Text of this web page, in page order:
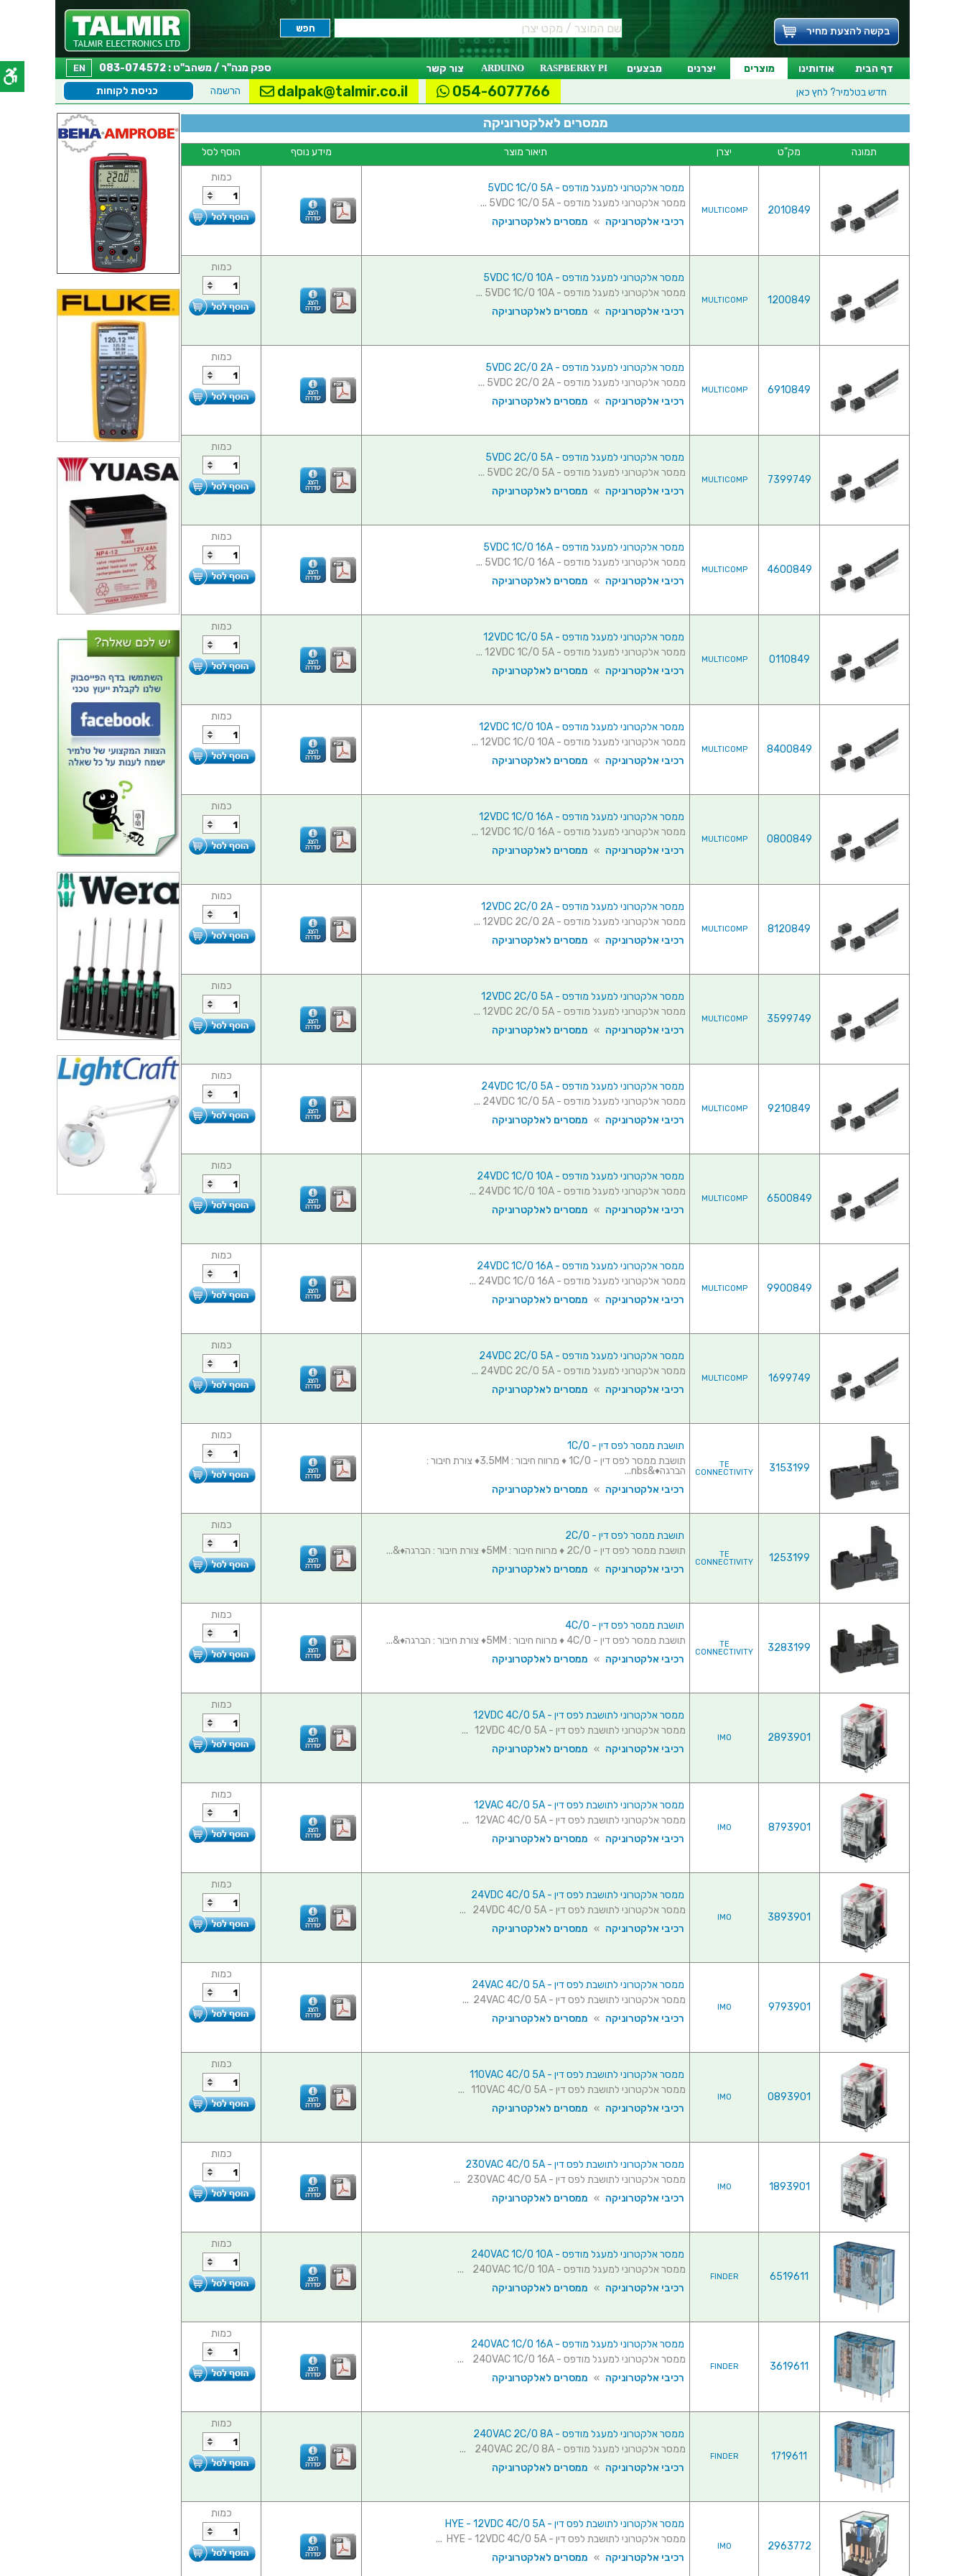
בקשה להצעת מחיר
דף הבית אודותינו מוצרים יצרנים מבצעים RASPBERRY PI
ARDUINO צור קשר EN
ספק מנה"ר / משהב"ט : 083-074572
חדש בטלמיר? לחץ כאן כניסת לקוחות הרשמה dalpak@talmir.co.il 054-6077766
ממסרים לאלקטרוניקה
תמונה מק"ט יצרן תיאור מוצר מידע נוסף הוסף לסל
2010849
MULTICOMP
ממסר אלקטרוני למעגל מודפס - 5VDC 1C/O 5A
ממסר אלקטרוני למעגל מודפס - 5VDC 1C/O 5A ...
רכיבי אלקטרוניקה » ממסרים לאלקטרוניקה
כמות
1200849
MULTICOMP
ממסר אלקטרוני למעגל מודפס - 5VDC 1C/O 10A
ממסר אלקטרוני למעגל מודפס - 5VDC 1C/O 10A ...
רכיבי אלקטרוניקה » ממסרים לאלקטרוניקה
כמות
6910849
MULTICOMP
ממסר אלקטרוני למעגל מודפס - 5VDC 2C/O 2A
ממסר אלקטרוני למעגל מודפס - 5VDC 2C/O 2A ...
רכיבי אלקטרוניקה » ממסרים לאלקטרוניקה
כמות
7399749
MULTICOMP
ממסר אלקטרוני למעגל מודפס - 5VDC 2C/O 5A
ממסר אלקטרוני למעגל מודפס - 5VDC 2C/O 5A ...
רכיבי אלקטרוניקה » ממסרים לאלקטרוניקה
כמות
4600849
MULTICOMP
ממסר אלקטרוני למעגל מודפס - 5VDC 1C/O 16A
ממסר אלקטרוני למעגל מודפס - 5VDC 1C/O 16A ...
רכיבי אלקטרוניקה » ממסרים לאלקטרוניקה
כמות
0110849
MULTICOMP
ממסר אלקטרוני למעגל מודפס - 12VDC 1C/O 5A
ממסר אלקטרוני למעגל מודפס - 12VDC 1C/O 5A ...
רכיבי אלקטרוניקה » ממסרים לאלקטרוניקה
כמות
8400849
MULTICOMP
ממסר אלקטרוני למעגל מודפס - 12VDC 1C/O 10A
ממסר אלקטרוני למעגל מודפס - 12VDC 1C/O 10A ...
רכיבי אלקטרוניקה » ממסרים לאלקטרוניקה
כמות
0800849
MULTICOMP
ממסר אלקטרוני למעגל מודפס - 12VDC 1C/O 16A
ממסר אלקטרוני למעגל מודפס - 12VDC 1C/O 16A ...
רכיבי אלקטרוניקה » ממסרים לאלקטרוניקה
כמות
8120849
MULTICOMP
ממסר אלקטרוני למעגל מודפס - 12VDC 2C/O 2A
ממסר אלקטרוני למעגל מודפס - 12VDC 2C/O 2A ...
רכיבי אלקטרוניקה » ממסרים לאלקטרוניקה
כמות
3599749
MULTICOMP
ממסר אלקטרוני למעגל מודפס - 12VDC 2C/O 5A
ממסר אלקטרוני למעגל מודפס - 12VDC 2C/O 5A ...
רכיבי אלקטרוניקה » ממסרים לאלקטרוניקה
כמות
9210849
MULTICOMP
ממסר אלקטרוני למעגל מודפס - 24VDC 1C/O 5A
ממסר אלקטרוני למעגל מודפס - 24VDC 1C/O 5A ...
רכיבי אלקטרוניקה » ממסרים לאלקטרוניקה
כמות
6500849
MULTICOMP
ממסר אלקטרוני למעגל מודפס - 24VDC 1C/O 10A
ממסר אלקטרוני למעגל מודפס - 24VDC 1C/O 10A ...
רכיבי אלקטרוניקה » ממסרים לאלקטרוניקה
כמות
9900849
MULTICOMP
ממסר אלקטרוני למעגל מודפס - 24VDC 1C/O 16A
ממסר אלקטרוני למעגל מודפס - 24VDC 1C/O 16A ...
רכיבי אלקטרוניקה » ממסרים לאלקטרוניקה
כמות
1699749
MULTICOMP
ממסר אלקטרוני למעגל מודפס - 24VDC 2C/O 5A
ממסר אלקטרוני למעגל מודפס - 24VDC 2C/O 5A ...
רכיבי אלקטרוניקה » ממסרים לאלקטרוניקה
כמות
3153199
TE
CONNECTIVITY
תושבת ממסר לפס דין - 1C/O
תושבת ממסר לפס דין - 1C/O ♦ מרווח חיבור : 3.5MM♦ צורת חיבור :
הברגה♦&nbs...
רכיבי אלקטרוניקה » ממסרים לאלקטרוניקה
כמות
1253199
TE
CONNECTIVITY
תושבת ממסר לפס דין - 2C/O
תושבת ממסר לפס דין - 2C/O ♦ מרווח חיבור : 5MM♦ צורת חיבור : הברגה♦&...
רכיבי אלקטרוניקה » ממסרים לאלקטרוניקה
כמות
3283199
TE
CONNECTIVITY
תושבת ממסר לפס דין - 4C/O
תושבת ממסר לפס דין - 4C/O ♦ מרווח חיבור : 5MM♦ צורת חיבור : הברגה♦&...
רכיבי אלקטרוניקה » ממסרים לאלקטרוניקה
כמות
2893901
IMO
ממסר אלקטרוני לתושבת לפס דין - 12VDC 4C/O 5A
ממסר אלקטרוני לתושבת לפס דין - 12VDC 4C/O 5A ...
רכיבי אלקטרוניקה » ממסרים לאלקטרוניקה
כמות
8793901
IMO
ממסר אלקטרוני לתושבת לפס דין - 12VAC 4C/O 5A
ממסר אלקטרוני לתושבת לפס דין - 12VAC 4C/O 5A ...
רכיבי אלקטרוניקה » ממסרים לאלקטרוניקה
כמות
3893901
IMO
ממסר אלקטרוני לתושבת לפס דין - 24VDC 4C/O 5A
ממסר אלקטרוני לתושבת לפס דין - 24VDC 4C/O 5A ...
רכיבי אלקטרוניקה » ממסרים לאלקטרוניקה
כמות
9793901
IMO
ממסר אלקטרוני לתושבת לפס דין - 24VAC 4C/O 5A
ממסר אלקטרוני לתושבת לפס דין - 24VAC 4C/O 5A ...
רכיבי אלקטרוניקה » ממסרים לאלקטרוניקה
כמות
0893901
IMO
ממסר אלקטרוני לתושבת לפס דין - 110VAC 4C/O 5A
ממסר אלקטרוני לתושבת לפס דין - 110VAC 4C/O 5A ...
רכיבי אלקטרוניקה » ממסרים לאלקטרוניקה
כמות
1893901
IMO
ממסר אלקטרוני לתושבת לפס דין - 230VAC 4C/O 5A
ממסר אלקטרוני לתושבת לפס דין - 230VAC 4C/O 5A ...
רכיבי אלקטרוניקה » ממסרים לאלקטרוניקה
כמות
6519611
FINDER
ממסר אלקטרוני למעגל מודפס - 240VAC 1C/O 10A
ממסר אלקטרוני למעגל מודפס - 240VAC 1C/O 10A ...
רכיבי אלקטרוניקה » ממסרים לאלקטרוניקה
כמות
3619611
FINDER
ממסר אלקטרוני למעגל מודפס - 240VAC 1C/O 16A
ממסר אלקטרוני למעגל מודפס - 240VAC 1C/O 16A ...
רכיבי אלקטרוניקה » ממסרים לאלקטרוניקה
כמות
1719611
FINDER
ממסר אלקטרוני למעגל מודפס - 240VAC 2C/O 8A
ממסר אלקטרוני למעגל מודפס - 240VAC 2C/O 8A ...
רכיבי אלקטרוניקה » ממסרים לאלקטרוניקה
כמות
2963772
IMO
ממסר אלקטרוני לתושבת לפס דין - HYE - 12VDC 4C/O 5A
ממסר אלקטרוני לתושבת לפס דין - HYE - 12VDC 4C/O 5A ...
רכיבי אלקטרוניקה » ממסרים לאלקטרוניקה
כמות